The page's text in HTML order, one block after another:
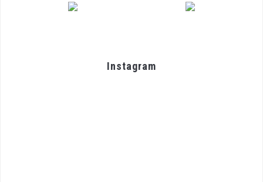
Instagram